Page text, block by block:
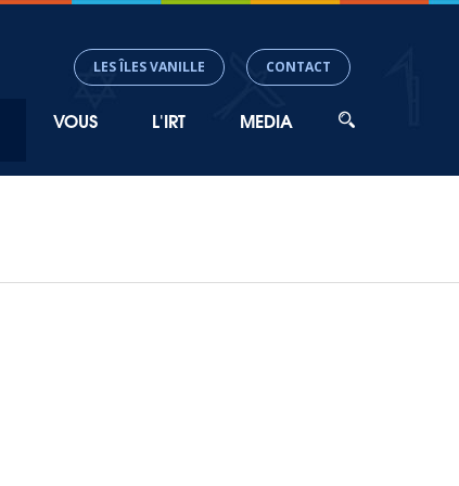
VOUS L'IRT MEDIA
LES ÎLES VANILLE CONTACT